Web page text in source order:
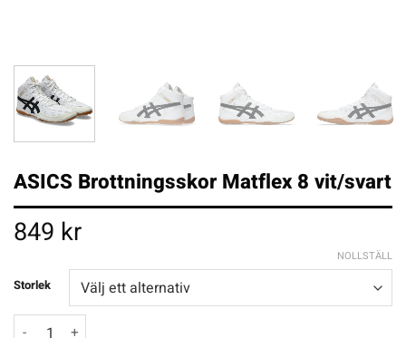
ASICS Brottningsskor Matflex 8 vit/svart
849 kr
Storlek
NOLLSTÄLL
ASICS Brottningsskor Matflex 8 vit/svart mängd